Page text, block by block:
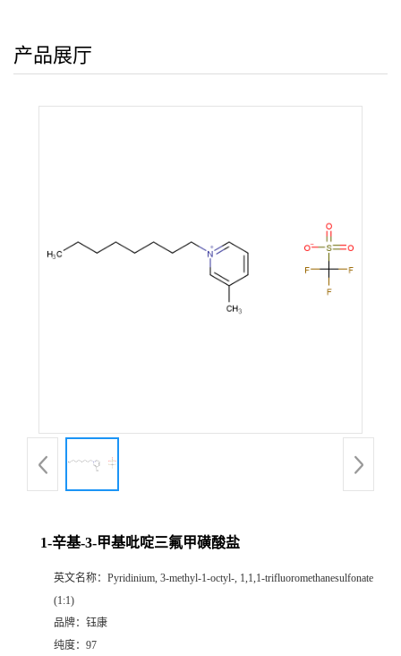
产品展厅
1-辛基-3-甲基吡啶三氟甲磺酸盐
英文名称： Pyridinium, 3-methyl-1-octyl-, 1,1,1-trifluoromethanesulfonate
(1:1)
品牌： 钰康
纯度： 97